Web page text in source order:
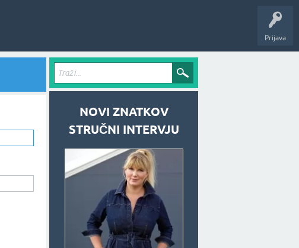
Prijava
NOVI ZNATKOV
STRUČNI INTERVJU